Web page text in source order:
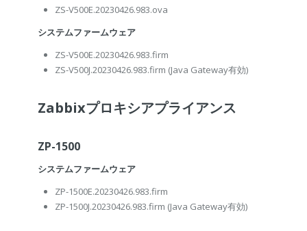
ZS-V500E.20230426.983.ova
システムファームウェア
ZS-V500E.20230426.983.firm
ZS-V500J.20230426.983.firm (Java Gateway有効)
Zabbixプロキシアプライアンス
ZP-1500
システムファームウェア
ZP-1500E.20230426.983.firm
ZP-1500J.20230426.983.firm (Java Gateway有効)